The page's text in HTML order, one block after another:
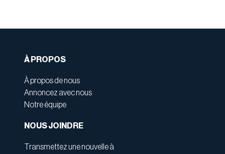
À PROPOS
À propos de nous
Annoncez avec nous
Notre équipe
NOUS JOINDRE
Transmettez une nouvelle à